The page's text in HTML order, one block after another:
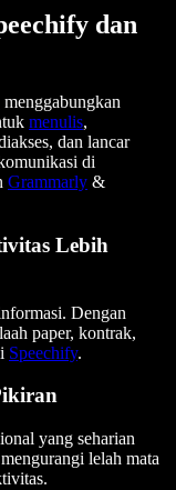
dan
menggabungkan
menulis,
dan lancar
di
Grammarly &
Lebih
Dengan
paper, kontrak,
Speechify.
yang seharian
lelah mata